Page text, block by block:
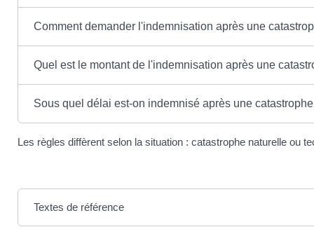
Comment demander l'indemnisation après une
Quel est le montant de l'indemnisation après une
Sous quel délai est-on indemnisé après une
Les règles diffèrent selon la situation : catastrophe naturelle ou
Textes de référence